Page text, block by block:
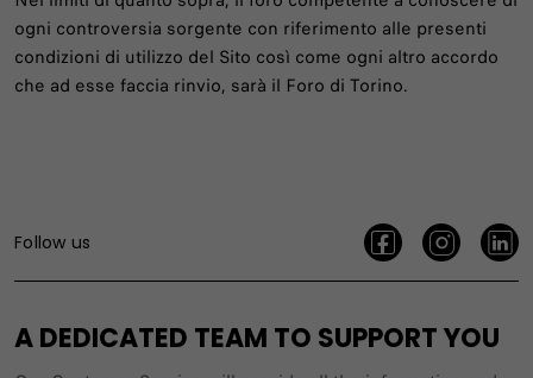
ogni controversia sorgente con riferimento alle presenti
condizioni di utilizzo del Sito così come ogni altro accordo
che ad esse faccia rinvio, sarà il Foro di Torino.
Follow us
A DEDICATED TEAM TO SUPPORT YOU